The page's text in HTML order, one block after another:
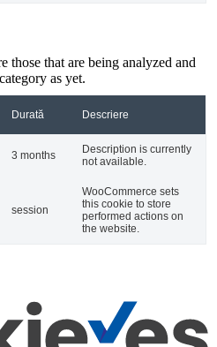
those that are being analyzed and
as yet.
Durată Descriere
3 months
Description is currently
not available.
session
WooCommerce sets
this cookie to store
performed actions on
the website.